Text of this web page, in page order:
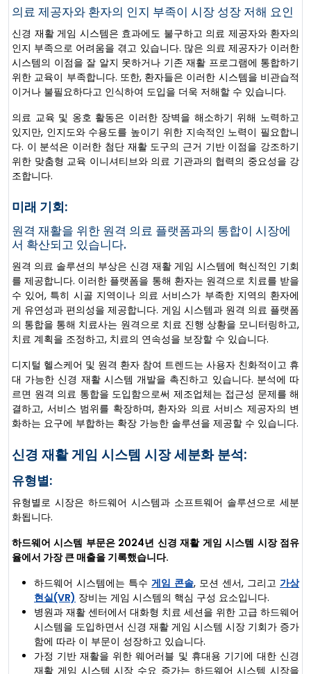
의료 제공자와 환자의 인지 부족이 시장 성장 저해 요인
신경 재활 게임 시스템은 효과에도 불구하고 의료 제공자와 환자의
인지 부족으로 어려움을 겪고 있습니다. 많은 의료 제공자가 이러한
시스템의 이점을 잘 알지 못하거나 기존 재활 프로그램에 통합하기
위한 교육이 부족합니다. 또한, 환자들은 이러한 시스템을 비관습적
이거나 불필요하다고 인식하여 도입을 더욱 저해할 수 있습니다.
의료 교육 및 옹호 활동은 이러한 장벽을 해소하기 위해 노력하고
있지만, 인지도와 수용도를 높이기 위한 지속적인 노력이 필요합니
다. 이 분석은 이러한 첨단 재활 도구의 근거 기반 이점을 강조하기
위한 맞춤형 교육 이니셔티브와 의료 기관과의 협력의 중요성을 강
조합니다.
미래 기회:
원격 재활을 위한 원격 의료 플랫폼과의 통합이 시장에
서 확산되고 있습니다.
원격 의료 솔루션의 부상은 신경 재활 게임 시스템에 혁신적인 기회
를 제공합니다. 이러한 플랫폼을 통해 환자는 원격으로 치료를 받을
수 있어, 특히 시골 지역이나 의료 서비스가 부족한 지역의 환자에
게 유연성과 편의성을 제공합니다. 게임 시스템과 원격 의료 플랫폼
의 통합을 통해 치료사는 원격으로 치료 진행 상황을 모니터링하고,
치료 계획을 조정하고, 치료의 연속성을 보장할 수 있습니다.
디지털 헬스케어 및 원격 환자 참여 트렌드는 사용자 친화적이고 휴
대 가능한 신경 재활 시스템 개발을 촉진하고 있습니다. 분석에 따
르면 원격 의료 통합을 도입함으로써 제조업체는 접근성 문제를 해
결하고, 서비스 범위를 확장하며, 환자와 의료 서비스 제공자의 변
화하는 요구에 부합하는 확장 가능한 솔루션을 제공할 수 있습니다.
신경 재활 게임 시스템 시장 세분화 분석:
유형별:
유형별로 시장은 하드웨어 시스템과 소프트웨어 솔루션으로 세분
화됩니다.
하드웨어 시스템 부문은 2024년 신경 재활 게임 시스템 시장 점유
율에서 가장 큰 매출을 기록했습니다.
하드웨어 시스템에는 특수게임 콘솔, 모션 센서, 그리고 가상
현실(VR) 장비는 게임 시스템의 핵심 구성 요소입니다.
병원과 재활 센터에서 대화형 치료 세션을 위한 고급 하드웨어
시스템을 도입하면서 신경 재활 게임 시스템 시장 기회가 증가
함에 따라 이 부문이 성장하고 있습니다.
가정 기반 재활을 위한 웨어러블 및 휴대용 기기에 대한 신경
재활 게임 시스템 시장 수요 증가는 하드웨어 시스템 시장을